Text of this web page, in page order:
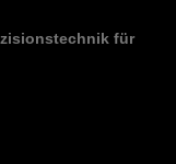
für